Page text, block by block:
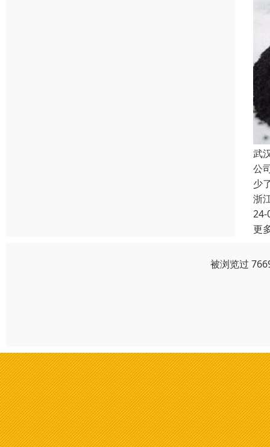
武
公
少
浙
24-
更
被浏览过